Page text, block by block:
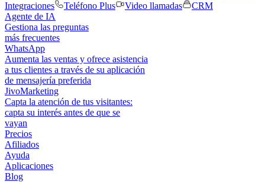
Integraciones
Teléfono Plus Video llamadas
CRM
Agente de IA
Gestiona las preguntas
más frecuentes
WhatsApp
Aumenta las ventas y ofrece asistencia
a tus clientes a través de su aplicación
de mensajería preferida
JivoMarketing
Capta la atención de tus visitantes:
capta su interés antes de que se
vayan
Precios
Afiliados
Ayuda
Aplicaciones
Blog